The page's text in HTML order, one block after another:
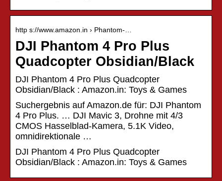
http s://www.amazon.in › Phantom-…
DJI Phantom 4 Pro Plus
Quadcopter Obsidian/Black
DJI Phantom 4 Pro Plus Quadcopter
Obsidian/Black : Amazon.in: Toys & Games
Suchergebnis auf Amazon.de für: DJI Phantom
4 Pro Plus. … DJI Mavic 3, Drohne mit 4/3
CMOS Hasselblad-Kamera, 5.1K Video,
omnidirektionale …
DJI Phantom 4 Pro Plus Quadcopter
Obsidian/Black : Amazon.in: Toys & Games